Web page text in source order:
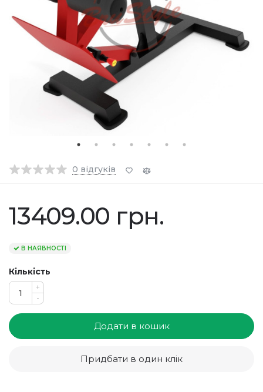
0 відгуків
13409.00 грн.
В НАЯВНОСТІ
Кількість
+
-
Додати в кошик
Придбати в один клік